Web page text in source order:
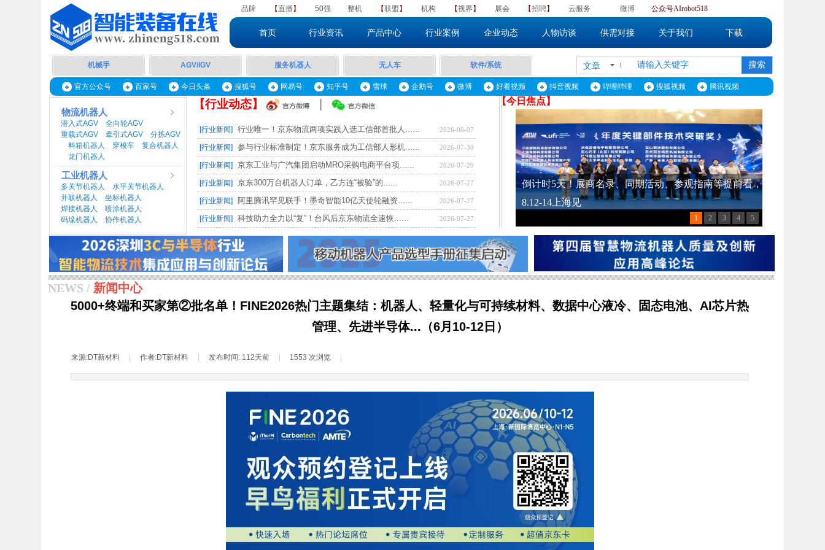
品牌 【直播】 50强 整机 ​【联盟 】 机构 【视界 】 展会 【招聘】 云服务 微博 公众号AIrobot518
首页 行业资讯 产品中心 行业案例 企业动态 人物访谈 供需对接 关于我们 下载
软件/系统
无人车
机械手 服务机器人
AGV/IGV 文章 搜索
官方公众号 百家号 今日头条 搜狐号 网易号 知乎号 雪球 企鹅号 微博 好看视频 抖音视频 哔哩哔哩 搜狐视频 腾讯视频
【​今日焦点 】
【行业动态】
物流机器人
潜入式AGV 全向轮AGV
重载式AGV 牵引式AGV 分拣AGV
料箱机器人 穿梭车 复合机器人
龙门机器人
工业机器人
多关节机器人 水平关节机器人
并联机器人 坐标机器人
焊接机器人 喷涂机器人
码垛机器人 协作机器人
[行业新闻] 行业唯一！京东物流两项实践入选工信部首批人...... 2026-08-07
[行业新闻] 参与行业标准制定！京东服务成为工信部人形机...... 2026-07-30
[行业新闻] 京东工业与广汽集团启动MRO采购电商平台项...... 2026-07-29
[行业新闻] 京东300万台机器人订单，乙方连“被验”的...... 2026-07-27
[行业新闻] 阿里腾讯罕见联手！墨奇智能10亿天使轮融资...... 2026-07-27
[行业新闻] 科技助力全力以“复”！台风后京东物流全速恢...... 2026-07-27
NEWS / 新闻中心
5000+终端和买家第②批名单！FINE2026热门主题集结：机器人、轻量化与可持续材料、数据中心液冷、固态电池、AI芯片热
管理、先进半导体...（6月10-12日）
来源:DT新材料 作者:DT新材料 发布时间: 112天前 1553 次浏览